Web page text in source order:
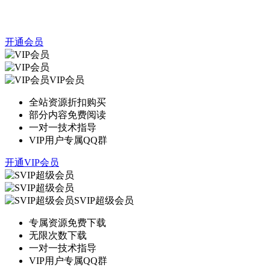
开通会员
VIP会员
全站资源折扣购买
部分内容免费阅读
一对一技术指导
VIP用户专属QQ群
开通VIP会员
SVIP超级会员
专属资源免费下载
无限次数下载
一对一技术指导
VIP用户专属QQ群